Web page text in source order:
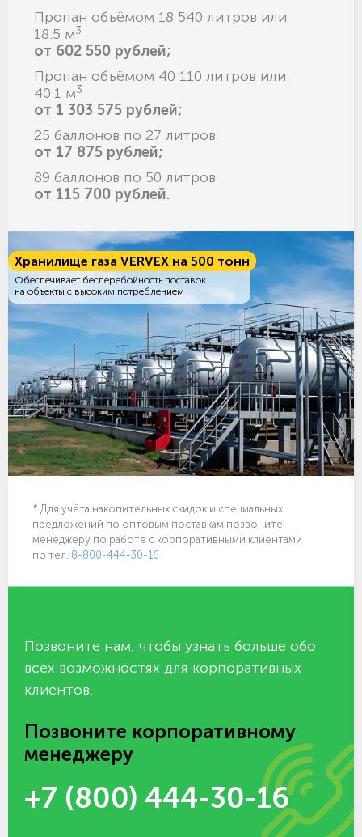
Пропан объёмом 18 540 литров или
18.5 м3
от 602 550 рублей;
Пропан объёмом 40 110 литров или
40.1 м3
от 1 303 575 рублей;
25 баллонов по 27 литров
от 17 875 рублей;
89 баллонов по 50 литров
от 115 700 рублей.
Хранилище газа VERVEX на 500 тонн
Обеспечивает бесперебойность поставок
на объекты с высоким потреблением
* Для учёта накопительных скидок и специальных
предложений по оптовым поставкам позвоните
менеджеру по работе с корпоративными клиентами
по тел. 8-800-444-30-16
Позвоните нам, чтобы узнать больше обо
всех возможностях для корпоративных
клиентов.
Позвоните корпоративному
менеджеру
+7 (800) 444-30-16